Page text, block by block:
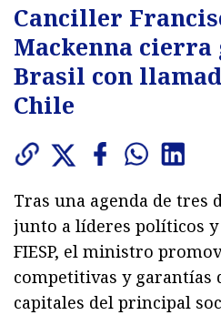
Canciller
Mackenna
Brasil con
Chile
Tras una agenda de tres
junto a líderes políticos
FIESP, el ministro
competitivas y garantías
capitales del principal